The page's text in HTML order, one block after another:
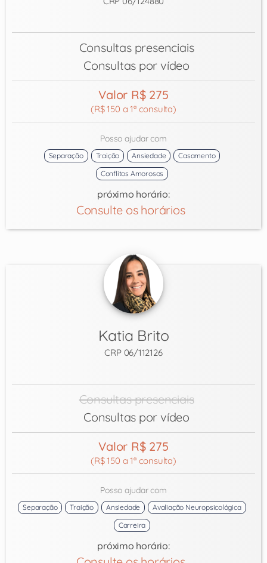
Consultas presenciais
Consultas por vídeo
Valor R$ 275
(R$ 150 a 1ª consulta)
Posso ajudar com
Separação Traição Ansiedade
Casamento
Conflitos Amorosos
próximo horário:
Consulte os horários
Katia Brito
CRP 06/112126
Consultas presenciais
Consultas por vídeo
Valor R$ 275
(R$ 150 a 1ª consulta)
Posso ajudar com
Separação Traição Ansiedade
Avaliação Neuropsicológica
Carreira
próximo horário: